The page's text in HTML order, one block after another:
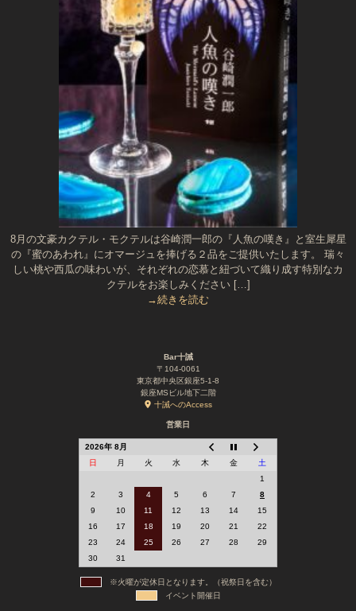
8月の文豪カクテル・モクテルは谷崎潤一郎の『人魚の嘆き』と室生犀星
の『蜜のあわれ』にオマージュを捧げる２品をご提供いたします。 瑞々
しい桃や西瓜の味わいが、それぞれの恋慕と紐づいて織り成す特別なカ
クテルをお楽しみください […]
→続きを読む
Bar十誡
〒104-0061
東京都中央区銀座5-1-8
銀座MSビル地下二階
十誡へのAccess
営業日
2026年 8月
日
月 火 水 木 金
土
1
2
3 4 5 6 7
8
9
10 11 12 13 14
15
16
17 18 19 20 21
22
23
24 25 26 27 28
29
30
31
※火曜が定休日となります。（祝祭日を含む）
イベント開催日